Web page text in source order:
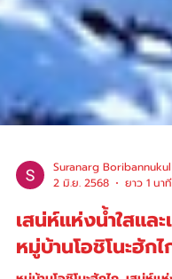
Suranarg Boribannukul
2 มิ.ย. 2568
ยาว 1 นาที